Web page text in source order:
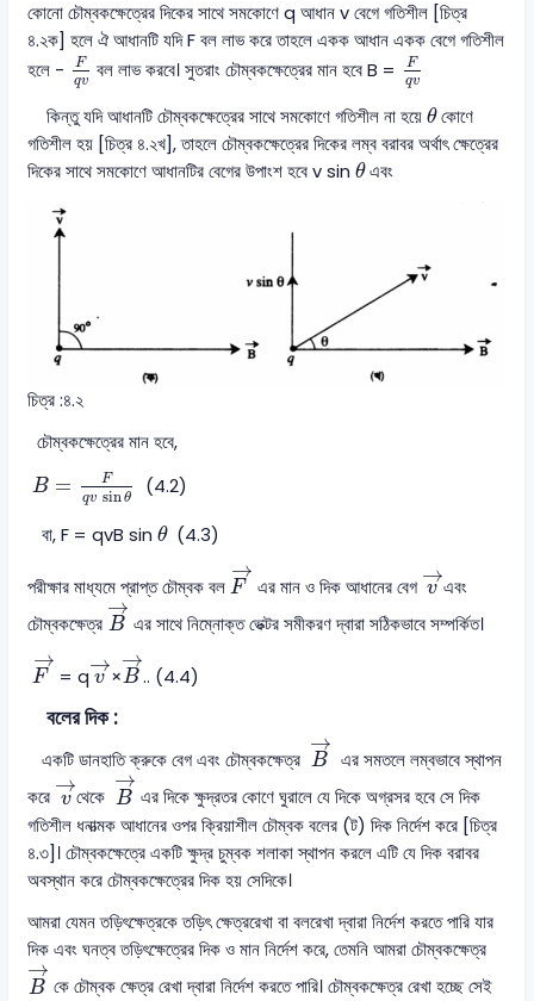
কোনো চৌম্বকক্ষেত্রের দিকের সাথে সমকোণে q আধান v বেগে গতিশীল [চিত্র
৪.২ক] হলে ঐ আধানটি যদি F বল লাভ করে তাহলে একক আধান একক বেগে গতিশীল
হলে -
F
qv
Fq v
বল লাভ করবে। সুতরাং চৌম্বকক্ষেত্রের মান হবে B =
F
qv
Fq v
কিন্তু যদি আধানটি চৌম্বকক্ষেত্রের সাথে সমকোণে গতিশীল না হয়েθ
θকোণে
গতিশীল হয় [চিত্র ৪.২খ], তাহলে চৌম্বকক্ষেত্রের দিকের লম্ব বরাবর অর্থাৎ ক্ষেত্রের
দিকের সাথে সমকোণে আধানটির বেগের উপাংশ হবে v sinθ
θএবং
চিত্র :৪.২
চৌম্বকক্ষেত্রের মান হবে,
B =
F
qv sinθ
B= sin (4.2)
বা, F = qvB sinθ
θ(4.3)
পরীক্ষার মাধ্যমে প্রাপ্ত চৌম্বক বল
→
F
F→
এর মান ও দিক আধানের বেগ
→
v
v→
এবং
চৌম্বকক্ষেত্র
→
B
B→
এর সাথে নিম্নোক্ত ভেক্টর সমীকরণ দ্বারা সঠিকভাবে সম্পর্কিত।
→
F
F→
= q
→
v
v→
×
→
B
B→
.. (4.4)
বলের দিক :
একটি ডানহাতি ক্রুকে বেগ এবং চৌম্বকক্ষেত্র
→
B
B→
এর সমতলে লম্বভাবে স্থাপন
করে
→
v
v→
থেকে
→
B
B→
এর দিকে ক্ষুদ্রতর কোণে ঘুরালে যে দিকে অগ্রসর হবে সে দিক
গতিশীল ধনাত্মক আধানের ওপর ক্রিয়াশীল চৌম্বক বলের (ট) দিক নির্দেশ করে [চিত্র
৪.৩]। চৌম্বকক্ষেত্রে একটি ক্ষুদ্র চুম্বক শলাকা স্থাপন করলে এটি যে দিক বরাবর
অবস্থান করে চৌম্বকক্ষেত্রের দিক হয় সেদিকে।
আমরা যেমন তড়িৎক্ষেত্রকে তড়িৎ ক্ষেত্ররেখা বা বলরেখা দ্বারা নির্দেশ করতে পারি যার
দিক এবং ঘনত্ব তড়িৎক্ষেত্রের দিক ও মান নির্দেশ করে, তেমনি আমরা চৌম্বকক্ষেত্র
→
B
B→
কে চৌম্বক ক্ষেত্র রেখা দ্বারা নির্দেশ করতে পারি। চৌম্বকক্ষেত্র রেখা হচ্ছে সেই